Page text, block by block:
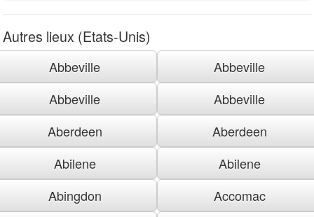
Autres lieux (Etats-Unis)
Abbeville
Abbeville
Abbeville
Abbeville
Aberdeen
Aberdeen
Abilene
Abilene
Abingdon
Accomac